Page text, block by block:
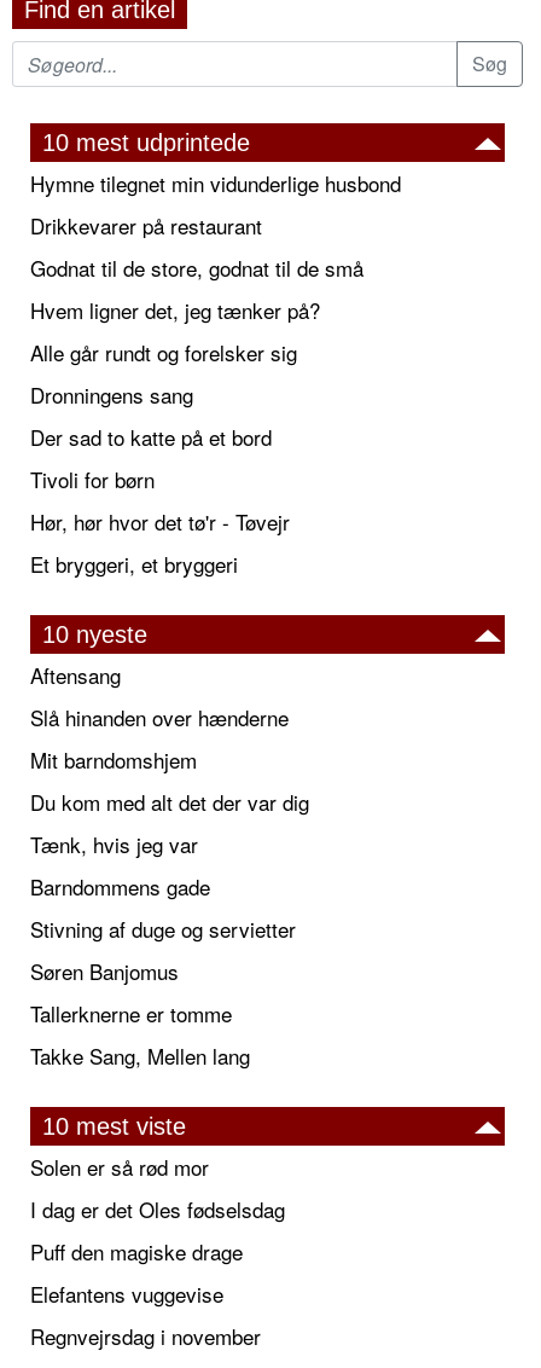
Find en artikel
10 mest udprintede
Hymne tilegnet min vidunderlige husbond
Drikkevarer på restaurant
Godnat til de store, godnat til de små
Hvem ligner det, jeg tænker på?
Alle går rundt og forelsker sig
Dronningens sang
Der sad to katte på et bord
Tivoli for børn
Hør, hør hvor det tø'r - Tøvejr
Et bryggeri, et bryggeri
10 nyeste
Aftensang
Slå hinanden over hænderne
Mit barndomshjem
Du kom med alt det der var dig
Tænk, hvis jeg var
Barndommens gade
Stivning af duge og servietter
Søren Banjomus
Tallerknerne er tomme
Takke Sang, Mellen lang
10 mest viste
Solen er så rød mor
I dag er det Oles fødselsdag
Puff den magiske drage
Elefantens vuggevise
Regnvejrsdag i november